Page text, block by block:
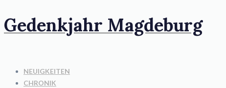
Gedenkjahr Magdeburg
NEUIGKEITEN
CHRONIK